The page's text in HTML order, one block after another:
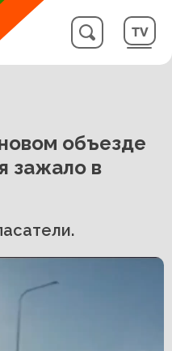
объезде
зажало в